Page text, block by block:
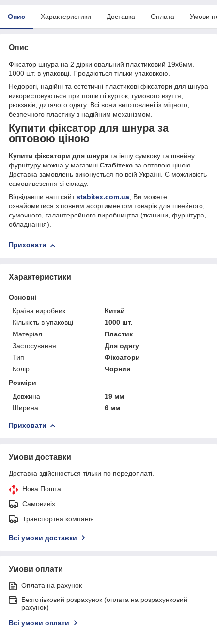
Опис Характеристики Доставка Оплата Умови
Опис
Фіксатор шнура на 2 дірки овальний пластиковий 19х6мм,
1000 шт. в упаковці. Продаються тільки упаковкою.
Недорогі, надійні та естетичні пластикові фіксатори для шнура
використовуються при пошитті курток, гумового взуття,
рюкзаків, дитячого одягу. Всі вони виготовлені із міцного,
безпечного пластику з надійним механізмом.
Купити фіксатор для шнура за
оптовою ціною
Купити фіксатори для шнура та іншу сумкову та швейну
фурнітуру можна у магазині Стабітекс за оптовою ціною.
Доставка замовлень виконується по всій Україні. Є можливість
самовивезення зі складу.
Відвідавши наш сайтstabitex.com.ua, Ви можете
ознайомитися з повним асортиментом товарів для швейного,
сумочного, галантерейного виробництва (тканини, фурнітура,
обладнання).
Приховати
Характеристики
Основні
Країна виробник
Китай
Кількість в упаковці
1000 шт.
Матеріал
Пластик
Застосування
Для одягу
Тип
Фіксатори
Колір
Чорний
Розміри
Довжина
19 мм
Ширина
6 мм
Приховати
Умови доставки
Доставка здійснюється тільки по передоплаті.
Нова Пошта
Самовивіз
Транспортна компанія
Всі умови доставки
Умови оплати
Оплата на рахунок
Безготівковий розрахунок (оплата на розрахунковий
рахунок)
Всі умови оплати